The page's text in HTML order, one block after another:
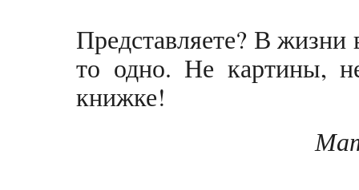
Представляете? В
то одно. Не картины,
книжке!